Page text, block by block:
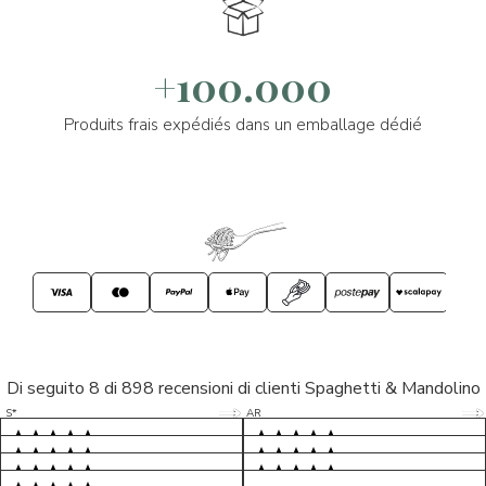
+100.000
Produits frais expédiés dans un emballage dédié
Di seguito 8 di 898 recensioni di clienti Spaghetti & Mandolino
S* 5/5
Tutto ok. Consegna celere , pacco
perfetto, formaggio arrivato in
LP 5/5
Ottimi formaggi vegani, consegna
M* 5/5
MC 5/5
AR 5/5
esperienza sicuramente positiva,
D* 5/5
S* 5/5